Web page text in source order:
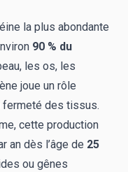
la plus abondante
90 % du
les os, les
joue un rôle
fermeté des tissus.
cette production
an dès l’âge de 25
ou gênes